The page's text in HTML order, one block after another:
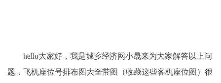
hello大家好，我是城乡经济网小晟来为大家解答以上问
题，飞机座位号排布图大全带图（收藏这些客机座位图）很